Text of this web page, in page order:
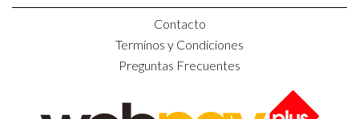
Contacto
Terminos y Condiciones
Preguntas Frecuentes